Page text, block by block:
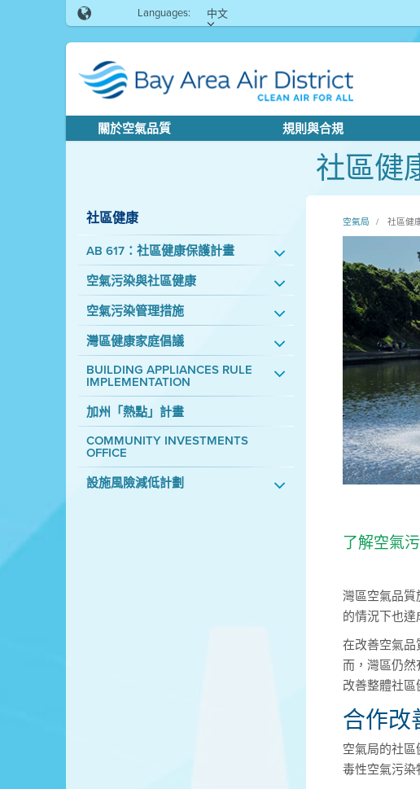
Languages: 中文
關於空氣品質 規則與合規
社區健
社區健康
AB 617：社區健康保護計畫
空氣污染與社區健康
空氣污染管理措施
灣區健康家庭倡議
BUILDING APPLIANCES RULE
IMPLEMENTATION
加州「熱點」計畫
COMMUNITY INVESTMENTS
OFFICE
設施風險減低計劃
空氣局 社區健
了解空氣
灣區空氣品
的情況下也達
在改善空氣
而，灣區仍
改善整體社區
合作改
空氣局的社
毒性空氣污染